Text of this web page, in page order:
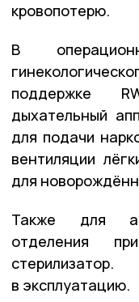
кровопотерю.
В
поддержке
дыхательный
для подачи
вентиляции
для
Также для
отделения
в эксплуатацию.